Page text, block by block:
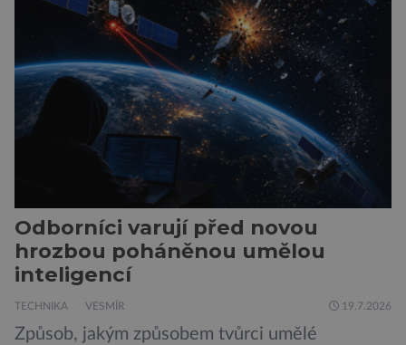
populárního systému Grok od firmy xAI Elona
Muska, mají tendenci podporovat bludné
představy […]
Odborníci varují před novou
hrozbou poháněnou umělou
inteligencí
TECHNIKA VESMÍR 19.7.2026
Způsob, jakým způsobem tvůrci umělé